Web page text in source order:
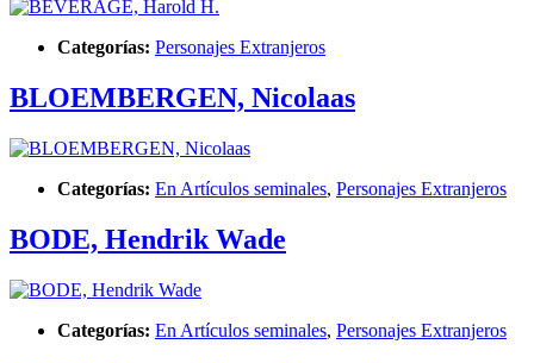
Categorías: Personajes Extranjeros
BLOEMBERGEN, Nicolaas
Categorías: En Artículos seminales, Personajes Extranjeros
BODE, Hendrik Wade
Categorías: En Artículos seminales, Personajes Extranjeros